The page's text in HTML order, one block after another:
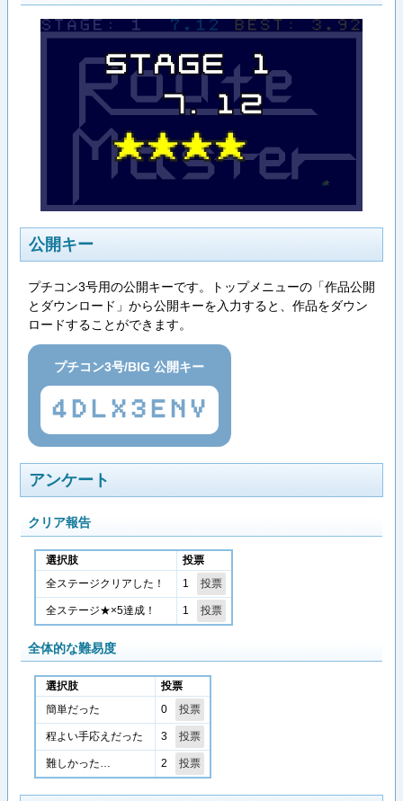
公開キー
プチコン3号用の公開キーです。トップメニューの「作品公開
とダウンロード」から公開キーを入力すると、作品をダウン
ロードすることができます。
プチコン3号/BIG 公開キー
4DLX3ENV
アンケート
クリア報告
選択肢 投票
全ステージクリアした！ 1
全ステージ★×5達成！ 1
全体的な難易度
選択肢 投票
簡単だった 0
程よい手応えだった 3
難しかった… 2